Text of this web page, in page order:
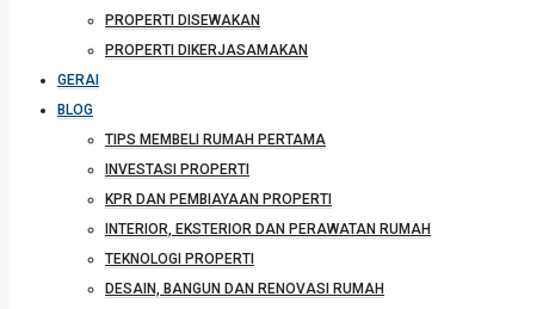
PROPERTI DISEWAKAN
PROPERTI DIKERJASAMAKAN
GERAI
BLOG
TIPS MEMBELI RUMAH PERTAMA
INVESTASI PROPERTI
KPR DAN PEMBIAYAAN PROPERTI
INTERIOR, EKSTERIOR DAN PERAWATAN RUMAH
TEKNOLOGI PROPERTI
DESAIN, BANGUN DAN RENOVASI RUMAH